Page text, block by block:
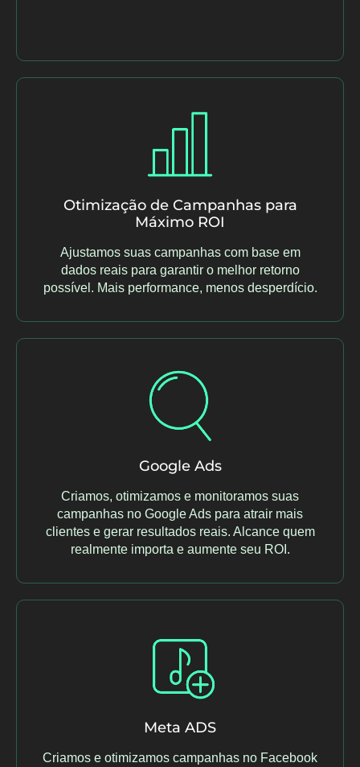
Otimização de Campanhas para
Máximo ROI
Ajustamos suas campanhas com base em
dados reais para garantir o melhor retorno
possível. Mais performance, menos desperdício.
Google Ads
Criamos, otimizamos e monitoramos suas
campanhas no Google Ads para atrair mais
clientes e gerar resultados reais. Alcance quem
realmente importa e aumente seu ROI.
Meta ADS
Criamos e otimizamos campanhas no Facebook